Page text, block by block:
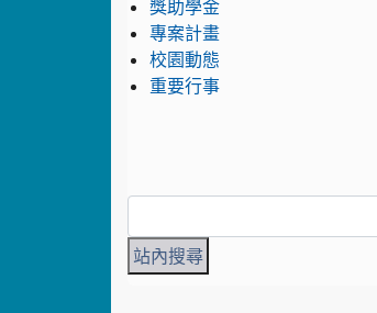
獎助學金
專案計畫
校園動態
重要行事